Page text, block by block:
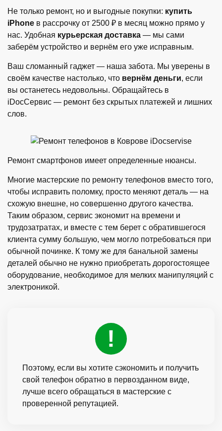
Не только ремонт, но и выгодные покупки: купить
iPhone в рассрочку от 2500 ₽ в месяц можно прямо у
нас. Удобная курьерская доставка — мы сами
заберём устройство и вернём его уже исправным.
Ваш сломанный гаджет — наша забота. Мы уверены в
своём качестве настолько, что вернём деньги, если
вы останетесь недовольны. Обращайтесь в
iDocСервис — ремонт без скрытых платежей и лишних
слов.
Ремонт смартфонов имеет определенные нюансы.
Многие мастерские по ремонту телефонов вместо того,
чтобы исправить поломку, просто меняют деталь — на
схожую внешне, но совершенно другого качества.
Таким образом, сервис экономит на времени и
трудозатратах, и вместе с тем берет с обратившегося
клиента сумму большую, чем могло потребоваться при
обычной починке. К тому же для банальной замены
деталей обычно не нужно приобретать дорогостоящее
оборудование, необходимое для мелких манипуляций с
электроникой.
Поэтому, если вы хотите сэкономить и получить
свой телефон обратно в первозданном виде,
лучше всего обращаться в мастерские с
проверенной репутацией.